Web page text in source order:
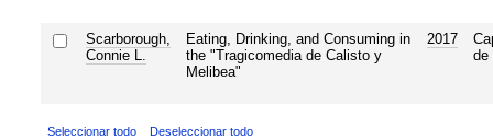
Scarborough,
Connie L.
Eating, Drinking, and Consuming in
the "Tragicomedia de Calisto y
Melibea"
2017
de
Seleccionar todo Deseleccionar todo